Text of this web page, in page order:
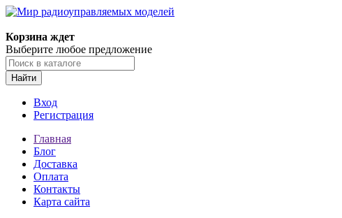
Корзина ждет
Выберите любое предложение
Найти
Вход
Регистрация
Главная
Блог
Доставка
Оплата
Контакты
Карта сайта